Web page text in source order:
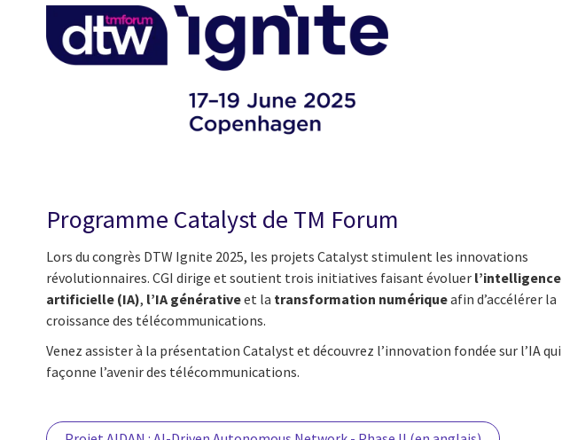
Programme Catalyst de TM Forum
Lors du congrès DTW Ignite 2025, les projets Catalyst stimulent les innovations
révolutionnaires. CGI dirige et soutient trois initiatives faisant évoluer l’intelligence
artificielle (IA), l’IA générativeet la transformation numériqueafin d’accélérer la
croissance des télécommunications.
Venez assister à la présentation Catalyst et découvrez l’innovation fondée sur l’IA qui
façonne l’avenir des télécommunications.